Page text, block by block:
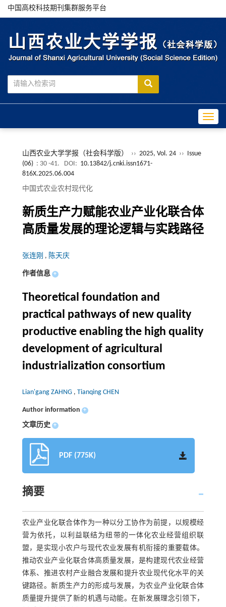
中国高校科技期刊集群服务平台
山西农业大学学报（社会科学版） ›› 2025, Vol. 24 ›› Issue
(06) : 30 -41. DOI: 10.13842/j.cnki.issn1671-
816X.2025.06.004
中国式农业农村现代化
新质生产力赋能农业产业化联合体
高质量发展的理论逻辑与实践路径
张连刚 , 陈天庆
作者信息 +
Theoretical foundation and
practical pathways of new quality
productive enabling the high quality
development of agricultural
industrialization consortium
Lian'gang ZAHNG , Tianqing CHEN
Author information +
文章历史 +
PDF (775K)
摘要
农业产业化联合体作为一种以分工协作为前提，以规模经
营为依托，以利益联结为纽带的一体化农业经营组织联
盟，是实现小农户与现代农业发展有机衔接的重要载体。
推动农业产业化联合体高质量发展，是构建现代农业经营
体系、推进农村产业融合发展和提升农业现代化水平的关
键路径。新质生产力的形成与发展，为农业产业化联合体
质量提升提供了新的机遇与动能。在新发展理念引领下，